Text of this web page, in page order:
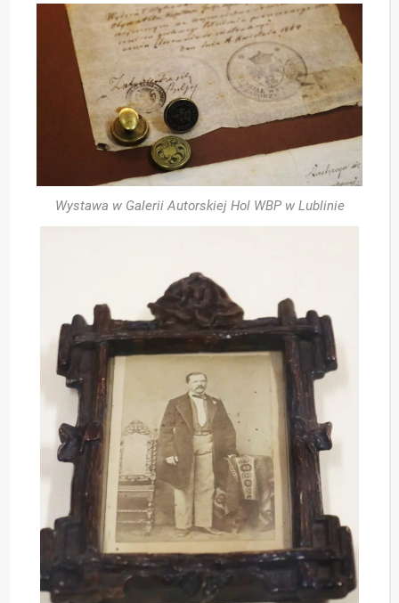
Wystawa w Galerii Autorskiej Hol WBP w Lublinie